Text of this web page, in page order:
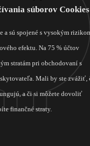
súborov Cookies
a sú spojené s vysokým
efektu. Na 75 % účtov
stratám pri obchodovaní s
Mali by ste zvážiť,
a či si môžete dovoliť
finančné straty.